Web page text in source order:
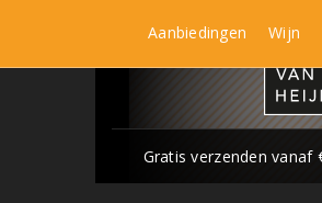
Gratis verzenden vanaf
Aanbiedingen Wijn